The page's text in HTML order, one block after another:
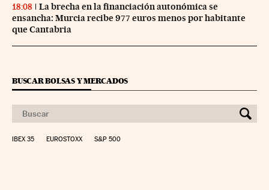
18:08
La brecha en la financiación autonómica se
ensancha: Murcia recibe 977 euros menos por habitante
que Cantabria
BUSCAR BOLSAS Y MERCADOS
IBEX 35 EUROSTOXX S&P 500